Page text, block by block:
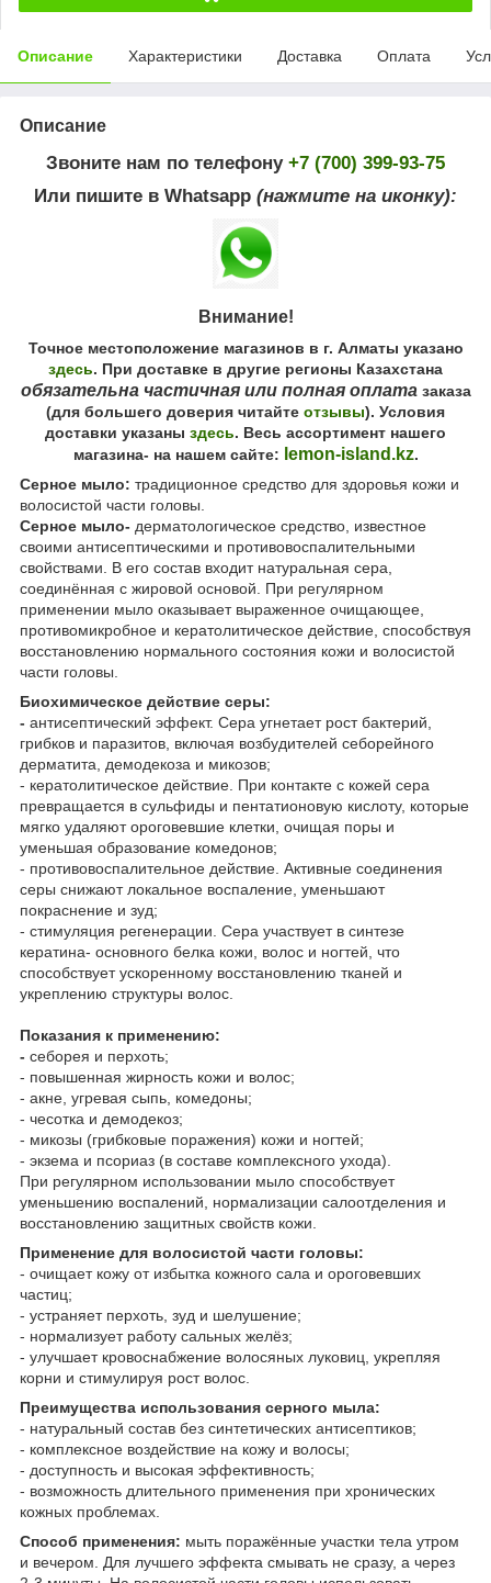
Описание Характеристики Доставка Оплата
Описание
Звоните нам по телефону +7 (700) 399-93-75
Или пишите в Whatsapp (нажмите на иконку):
Внимание!
Точное местоположение магазинов в г. Алматы указано
здесь. При доставке в другие регионы Казахстана
обязательна частичная или полная оплатазаказа
(для большего доверия читайте отзывы). Условия
доставки указаны здесь. Весь ассортимент нашего
магазина- на нашем сайте: lemon-island.kz.
Серное мыло: традиционное средство для здоровья кожи и
волосистой части головы.
Серное мыло- дерматологическое средство, известное
своими антисептическими и противовоспалительными
свойствами. В его состав входит натуральная сера,
соединённая с жировой основой. При регулярном
применении мыло оказывает выраженное очищающее,
противомикробное и кератолитическое действие, способствуя
восстановлению нормального состояния кожи и волосистой
части головы.
Биохимическое действие серы:
- антисептический эффект. Сера угнетает рост бактерий,
грибков и паразитов, включая возбудителей себорейного
дерматита, демодекоза и микозов;
- кератолитическое действие. При контакте с кожей сера
превращается в сульфиды и пентатионовую кислоту, которые
мягко удаляют ороговевшие клетки, очищая поры и
уменьшая образование комедонов;
- противовоспалительное действие. Активные соединения
серы снижают локальное воспаление, уменьшают
покраснение и зуд;
- стимуляция регенерации. Сера участвует в синтезе
кератина- основного белка кожи, волос и ногтей, что
способствует ускоренному восстановлению тканей и
укреплению структуры волос.
Показания к применению:
- себорея и перхоть;
- повышенная жирность кожи и волос;
- акне, угревая сыпь, комедоны;
- чесотка и демодекоз;
- микозы (грибковые поражения) кожи и ногтей;
- экзема и псориаз (в составе комплексного ухода).
При регулярном использовании мыло способствует
уменьшению воспалений, нормализации салоотделения и
восстановлению защитных свойств кожи.
Применение для волосистой части головы:
- очищает кожу от избытка кожного сала и ороговевших
частиц;
- устраняет перхоть, зуд и шелушение;
- нормализует работу сальных желёз;
- улучшает кровоснабжение волосяных луковиц, укрепляя
корни и стимулируя рост волос.
Преимущества использования серного мыла:
- натуральный состав без синтетических антисептиков;
- комплексное воздействие на кожу и волосы;
- доступность и высокая эффективность;
- возможность длительного применения при хронических
кожных проблемах.
Способ применения: мыть поражённые участки тела утром
и вечером. Для лучшего эффекта смывать не сразу, а через